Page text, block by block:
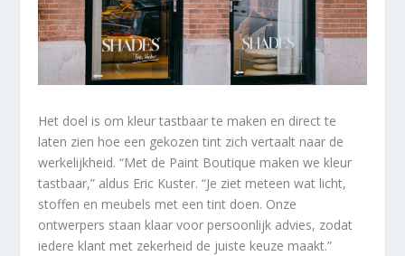
Het doel is om kleur tastbaar te maken en direct te
laten zien hoe een gekozen tint zich vertaalt naar de
werkelijkheid. “Met de Paint Boutique maken we kleur
tastbaar,” aldus Eric Kuster. “Je ziet meteen wat licht,
stoffen en meubels met een tint doen. Onze
ontwerpers staan klaar voor persoonlijk advies, zodat
iedere klant met zekerheid de juiste keuze maakt.”